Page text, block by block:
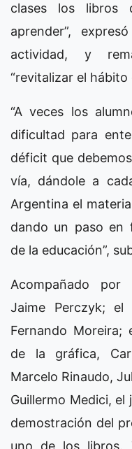
clases los libros
aprender”,
actividad, y
“revitalizar el hábito
“A veces los
dificultad para
déficit que
vía, dándole a
Argentina el
dando un paso en
de la educación”,
Acompañado por
Jaime Perczyk;
Fernando
de la gráfica,
Marcelo Rinaudo,
Guillermo Medici,
demostración del